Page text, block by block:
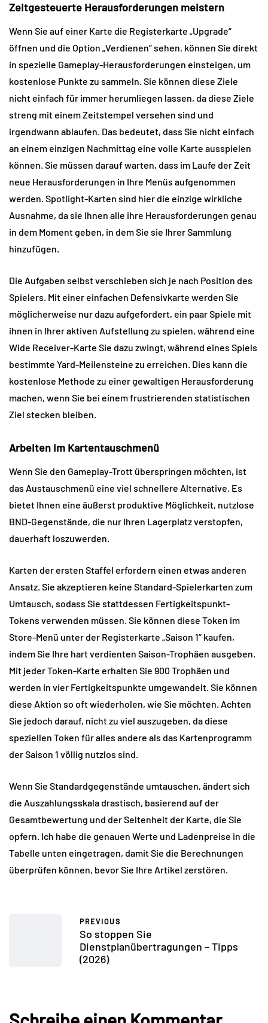
Zeitgesteuerte Herausforderungen meistern
Wenn Sie auf einer Karte die Registerkarte „Upgrade“
öffnen und die Option „Verdienen“ sehen, können Sie direkt
in spezielle Gameplay-Herausforderungen einsteigen, um
kostenlose Punkte zu sammeln. Sie können diese Ziele
nicht einfach für immer herumliegen lassen, da diese Ziele
streng mit einem Zeitstempel versehen sind und
irgendwann ablaufen. Das bedeutet, dass Sie nicht einfach
an einem einzigen Nachmittag eine volle Karte ausspielen
können. Sie müssen darauf warten, dass im Laufe der Zeit
neue Herausforderungen in Ihre Menüs aufgenommen
werden. Spotlight-Karten sind hier die einzige wirkliche
Ausnahme, da sie Ihnen alle ihre Herausforderungen genau
in dem Moment geben, in dem Sie sie Ihrer Sammlung
hinzufügen.
Die Aufgaben selbst verschieben sich je nach Position des
Spielers. Mit einer einfachen Defensivkarte werden Sie
möglicherweise nur dazu aufgefordert, ein paar Spiele mit
ihnen in Ihrer aktiven Aufstellung zu spielen, während eine
Wide Receiver-Karte Sie dazu zwingt, während eines Spiels
bestimmte Yard-Meilensteine ​​zu erreichen. Dies kann die
kostenlose Methode zu einer gewaltigen Herausforderung
machen, wenn Sie bei einem frustrierenden statistischen
Ziel stecken bleiben.
Arbeiten im Kartentauschmenü
Wenn Sie den Gameplay-Trott überspringen möchten, ist
das Austauschmenü eine viel schnellere Alternative. Es
bietet Ihnen eine äußerst produktive Möglichkeit, nutzlose
BND-Gegenstände, die nur Ihren Lagerplatz verstopfen,
dauerhaft loszuwerden.
Karten der ersten Staffel erfordern einen etwas anderen
Ansatz. Sie akzeptieren keine Standard-Spielerkarten zum
Umtausch, sodass Sie stattdessen Fertigkeitspunkt-
Tokens verwenden müssen. Sie können diese Token im
Store-Menü unter der Registerkarte „Saison 1“ kaufen,
indem Sie Ihre hart verdienten Saison-Trophäen ausgeben.
Mit jeder Token-Karte erhalten Sie 900 Trophäen und
werden in vier Fertigkeitspunkte umgewandelt. Sie können
diese Aktion so oft wiederholen, wie Sie möchten. Achten
Sie jedoch darauf, nicht zu viel auszugeben, da diese
speziellen Token für alles andere als das Kartenprogramm
der Saison 1 völlig nutzlos sind.
Wenn Sie Standardgegenstände umtauschen, ändert sich
die Auszahlungsskala drastisch, basierend auf der
Gesamtbewertung und der Seltenheit der Karte, die Sie
opfern. Ich habe die genauen Werte und Ladenpreise in die
Tabelle unten eingetragen, damit Sie die Berechnungen
überprüfen können, bevor Sie Ihre Artikel zerstören.
PREVIOUS
So stoppen Sie
Dienstplanübertragungen – Tipps
(2026)